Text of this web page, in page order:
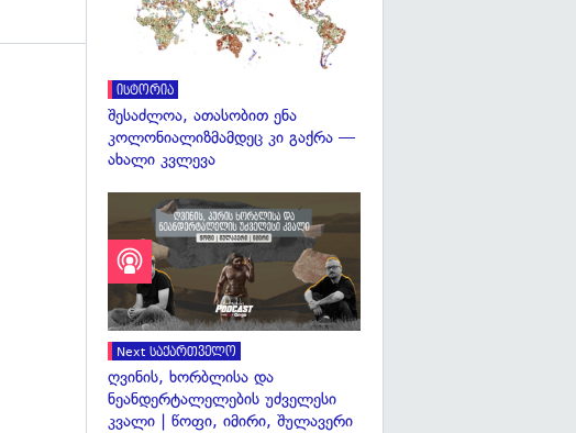
ისტორია
შესაძლოა, ათასობით ენა
კოლონიალიზმამდეც კი გაქრა —
ახალი კვლევა
Next საქართველო
ღვინის, ხორბლისა და
ნეანდერტალელების უძველესი
კვალი | წოფი, იმირი, შულავერი